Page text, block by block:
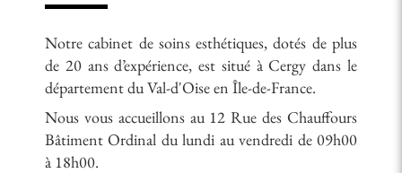
Notre cabinet de soins esthétiques, dotés de plus
de 20 ans d’expérience, est situé à Cergy dans le
département du Val-d'Oise en Île-de-France.
Nous vous accueillons au 12 Rue des Chauffours
Bâtiment Ordinal du lundi au vendredi de 09h00
à 18h00.